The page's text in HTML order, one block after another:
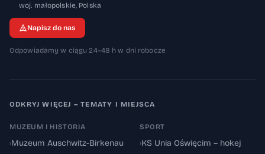
woj. małopolskie, 32-600
Polska
Napisz do nas
Odpowiadamy w ciągu 24–48 h w dni robocze
ODKRYJ WIĘCEJ – TEMATY I MIEJSCA
MUZEUM I HISTORIA
›Muzeum Auschwitz-Birkenau
SPORT
›KS Unia Oświęcim – hokej